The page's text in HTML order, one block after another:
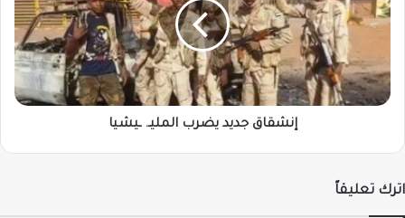
المليـ.
ـيشيا
إنشقاق جديد يضرب المليـ. ـيشيا
اترك تعليقاً